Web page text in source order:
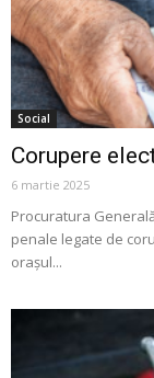
Social
Corupere
6 martie 2025
Procuratura
penale legate de
orașul...